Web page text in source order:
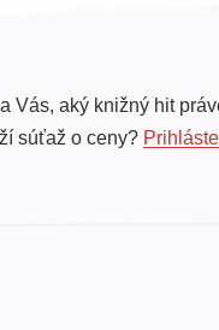
Vás, aký knižný hit
súťaž o ceny?